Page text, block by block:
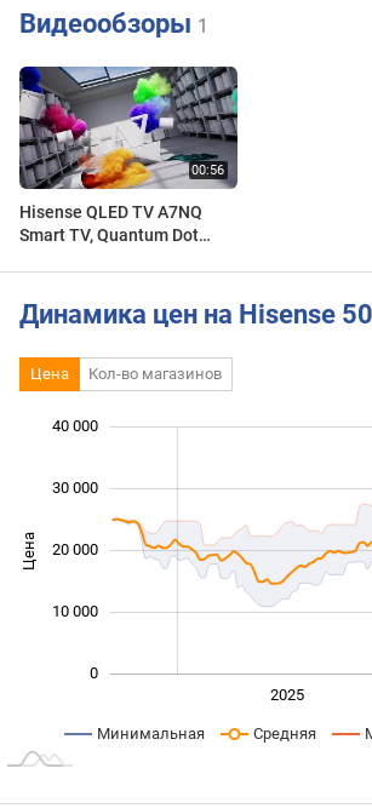
Видеообзоры 1
Hisense QLED TV A7NQ
Smart TV, Quantum Dot
Динамика цен на Hisense
Цена Кол-во магазинов
Цена 10 000
0
10 000
20 000
30 000
40 000
2025
Минимальная Средняя